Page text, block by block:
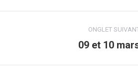
ONGLET
09 et 10